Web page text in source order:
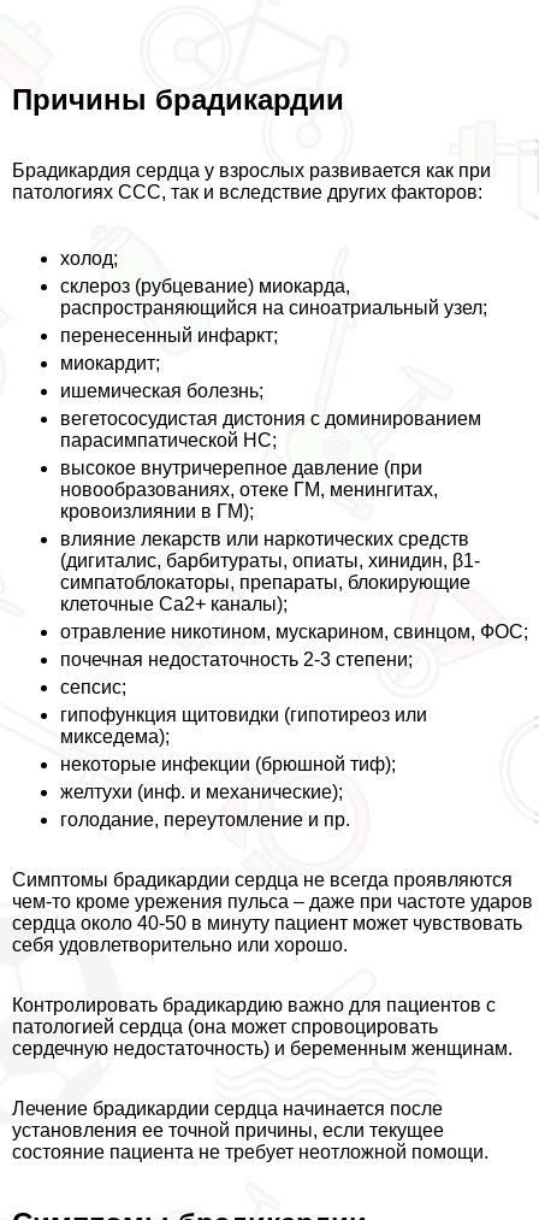
Причины брадикардии
Брадикардия сердца у взрослых развивается как при
патологиях ССС, так и вследствие других факторов:
холод;
склероз (рубцевание) миокарда,
распространяющийся на синоатриальный узел;
перенесенный инфаркт;
миокардит;
ишемическая болезнь;
вегетососудистая дистония с доминированием
парасимпатической НС;
высокое внутричерепное давление (при
новообразованиях, отеке ГМ, менингитах,
кровоизлиянии в ГМ);
влияние лекарств или наркотических средств
(дигиталис, барбитураты, опиаты, хинидин, β1-
симпатоблокаторы, препараты, блокирующие
клеточные Са2+ каналы);
отравление никотином, мускарином, свинцом, ФОС;
почечная недостаточность 2-3 степени;
сепсис;
гипофункция щитовидки (гипотиреоз или
микседема);
некоторые инфекции (брюшной тиф);
желтухи (инф. и механические);
голодание, переутомление и пр.
Симптомы брадикардии сердца не всегда проявляются
чем-то кроме урежения пульса – даже при частоте ударов
сердца около 40-50 в минуту пациент может чувствовать
себя удовлетворительно или хорошо.
Контролировать брадикардию важно для пациентов с
патологией сердца (она может спровоцировать
сердечную недостаточность) и беременным женщинам.
Лечение брадикардии сердца начинается после
установления ее точной причины, если текущее
состояние пациента не требует неотложной помощи.